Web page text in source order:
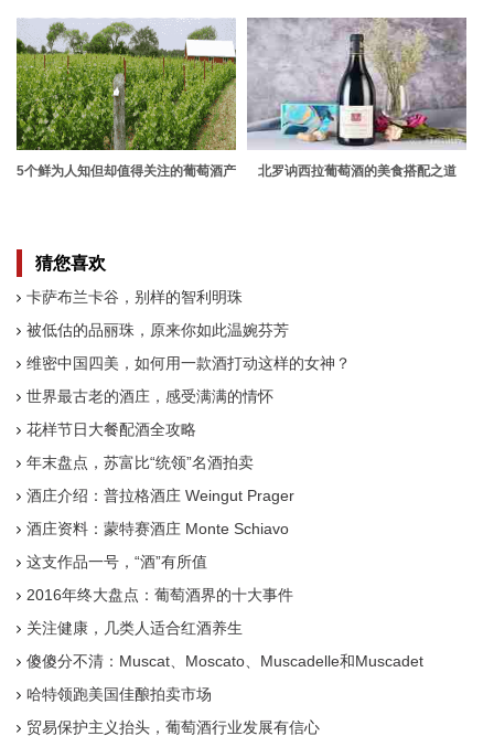
5个鲜为人知但却值得关注的葡萄酒产
北罗讷西拉葡萄酒的美食搭配之道
猜您喜欢
卡萨布兰卡谷，别样的智利明珠
被低估的品丽珠，原来你如此温婉芬芳
维密中国四美，如何用一款酒打动这样的女神？
世界最古老的酒庄，感受满满的情怀
花样节日大餐配酒全攻略
年末盘点，苏富比“统领”名酒拍卖
酒庄介绍：普拉格酒庄 Weingut Prager
酒庄资料：蒙特赛酒庄 Monte Schiavo
这支作品一号，“酒”有所值
2016年终大盘点：葡萄酒界的十大事件
关注健康，几类人适合红酒养生
傻傻分不清：Muscat、Moscato、Muscadelle和Muscadet
哈特领跑美国佳酿拍卖市场
贸易保护主义抬头，葡萄酒行业发展有信心